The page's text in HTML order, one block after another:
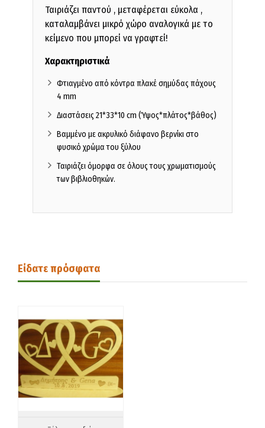
Ταιριάζει παντού , μεταφέρεται εύκολα ,
καταλαμβάνει μικρό χώρο αναλογικά με το
κείμενο που μπορεί να γραφτεί!
Χαρακτηριστικά
Φτιαγμένο από κόντρα πλακέ σημύδας πάχους
4 mm
Διαστάσεις 21*33*10 cm (Ύψος*πλάτος*βάθος)
Βαμμένο με ακρυλικό διάφανο βερνίκι στο
φυσικό χρώμα του ξύλου
Ταιριάζει όμορφα σε όλους τους χρωματισμούς
των βιβλιοθηκών.
Είδατε πρόσφατα